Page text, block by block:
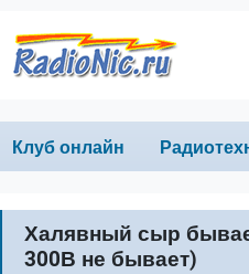
Primary links
Клуб онлайн
Халявный сыр
300В не бывает)